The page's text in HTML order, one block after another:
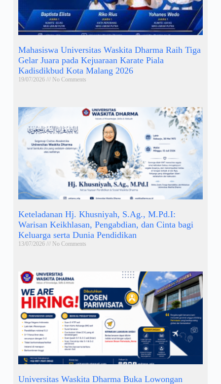
Mahasiswa Universitas Waskita Dharma Raih Tiga
Gelar Juara pada Kejuaraan Karate Piala
Kadisdikbud Kota Malang 2026
19/07/2026 No Comments
Keteladanan Hj. Khusniyah, S.Ag., M.Pd.I:
Warisan Keikhlasan, Pengabdian, dan Cinta bagi
Keluarga serta Dunia Pendidikan
13/07/2026 No Comments
Universitas Waskita Dharma Buka Lowongan